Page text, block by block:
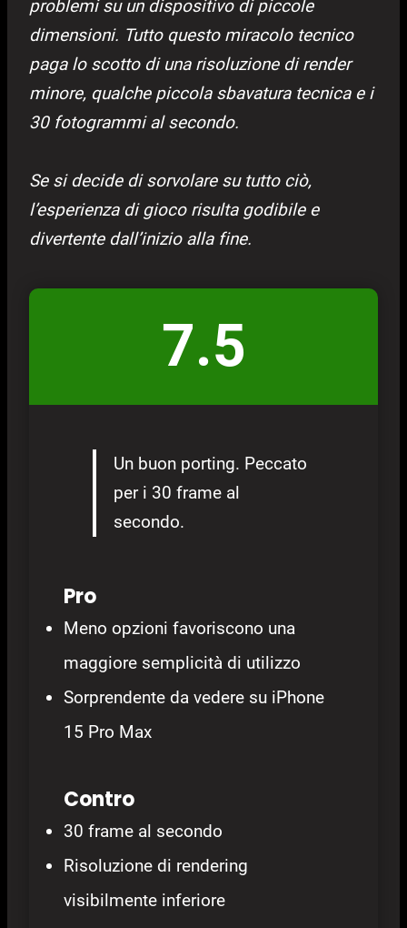
problemi su un dispositivo di piccole
dimensioni. Tutto questo miracolo tecnico
paga lo scotto di una risoluzione di render
minore, qualche piccola sbavatura tecnica e i
30 fotogrammi al secondo.
Se si decide di sorvolare su tutto ciò,
l’esperienza di gioco risulta godibile e
divertente dall’inizio alla fine.
7.5
Un buon porting. Peccato
per i 30 frame al
secondo.
Pro
Meno opzioni favoriscono una
maggiore semplicità di utilizzo
Sorprendente da vedere su iPhone
15 Pro Max
Contro
30 frame al secondo
Risoluzione di rendering
visibilmente inferiore